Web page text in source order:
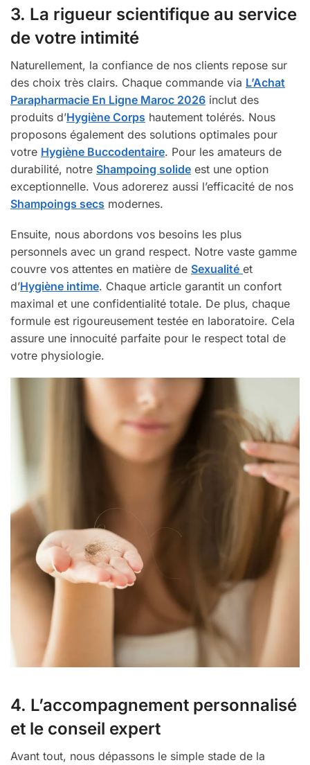
3. La rigueur scientifique au service
de votre intimité
Naturellement, la confiance de nos clients repose sur
des choix très clairs. Chaque commande via L’Achat
Parapharmacie En Ligne Maroc 2026 inclut des
produits d’Hygiène Corps hautement tolérés. Nous
proposons également des solutions optimales pour
votre Hygiène Buccodentaire. Pour les amateurs de
durabilité, notre Shampoing solide est une option
exceptionnelle. Vous adorerez aussi l’efficacité de nos
Shampoings secs modernes.
Ensuite, nous abordons vos besoins les plus
personnels avec un grand respect. Notre vaste gamme
couvre vos attentes en matière de Sexualité et
d’Hygiène intime. Chaque article garantit un confort
maximal et une confidentialité totale. De plus, chaque
formule est rigoureusement testée en laboratoire. Cela
assure une innocuité parfaite pour le respect total de
votre physiologie.
4. L’accompagnement personnalisé
et le conseil expert
Avant tout, nous dépassons le simple stade de la